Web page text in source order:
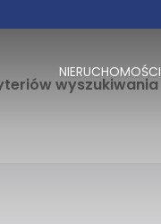
NIERUCHOMOŚCI
wyszukiwania